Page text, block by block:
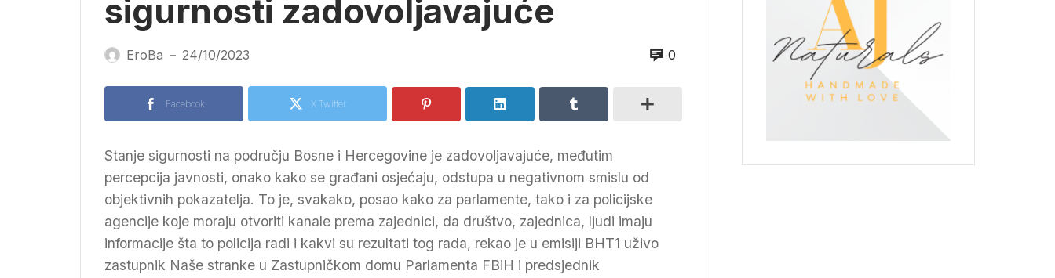
sigurnosti zadovoljavajuće
EroBa — 24/10/2023 0
Facebook X Twitter
Stanje sigurnosti na području Bosne i Hercegovine je zadovoljavajuće, međutim
percepcija javnosti, onako kako se građani osjećaju, odstupa u negativnom smislu od
objektivnih pokazatelja. To je, svakako, posao kako za parlamente, tako i za policijske
agencije koje moraju otvoriti kanale prema zajednici, da društvo, zajednica, ljudi imaju
informacije šta to policija radi i kakvi su rezultati tog rada, rekao je u emisiji BHT1 uživo
zastupnik Naše stranke u Zastupničkom domu Parlamenta FBiH i predsjednik